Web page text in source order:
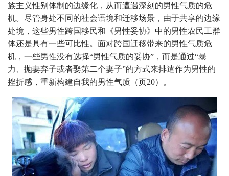
族主义性别体制的边缘化，从而遭遇深刻的男性气质的危
机。尽管身处不同的社会语境和迁移场景，由于共享的边缘
处境，这些男性跨国移民和《男性妥协》中的男性农民工群
体还是具有一些可比性。面对跨国迁移带来的男性气质危
机，一些男性没有选择“男性气质的妥协”，而是通过“暴
力、抛妻弃子或者娶第二个妻子”的方式来排遣作为男性的
挫折感，重新构建自我的男性气质（页20）。